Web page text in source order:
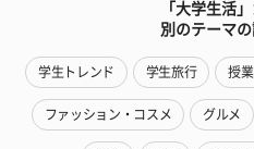
「大学生活
別のテーマ
学生トレンド 学生旅行 授
ファッション・コスメ グルメ